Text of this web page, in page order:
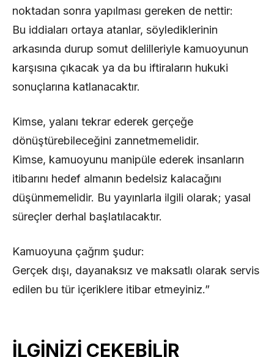
noktadan sonra yapılması gereken de nettir:
Bu iddiaları ortaya atanlar, söylediklerinin
arkasında durup somut delilleriyle kamuoyunun
karşısına çıkacak ya da bu iftiraların hukuki
sonuçlarına katlanacaktır.
Kimse, yalanı tekrar ederek gerçeğe
dönüştürebileceğini zannetmemelidir.
Kimse, kamuoyunu manipüle ederek insanların
itibarını hedef almanın bedelsiz kalacağını
düşünmemelidir. Bu yayınlarla ilgili olarak; yasal
süreçler derhal başlatılacaktır.
Kamuoyuna çağrım şudur:
Gerçek dışı, dayanaksız ve maksatlı olarak servis
edilen bu tür içeriklere itibar etmeyiniz.”
İLGİNİZİ ÇEKEBİLİR